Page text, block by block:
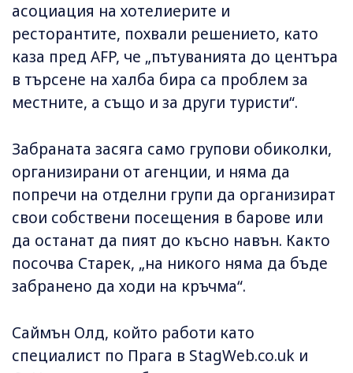
асоциация на хотелиерите и
ресторантите, похвали решението, като
каза пред AFP, че „пътуванията до центъра
в търсене на халба бира са проблем за
местните, а също и за други туристи“.
Забраната засяга само групови обиколки,
организирани от агенции, и няма да
попречи на отделни групи да организират
свои собствени посещения в барове или
да останат да пият до късно навън. Както
посочва Старек, „на никого няма да бъде
забранено да ходи на кръчма“.
Саймън Олд, който работи като
специалист по Прага в StagWeb.co.uk и